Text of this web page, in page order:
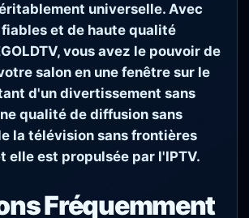
universelle. Avec
et de haute qualité
vous avez le pouvoir de
salon en une fenêtre sur le
d'un divertissement sans
qualité de diffusion sans
la télévision sans frontières
elle est propulsée par l'IPTV.
Fréquemment